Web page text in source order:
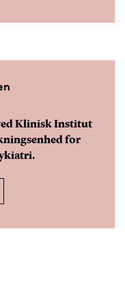
Klinisk Institut
for